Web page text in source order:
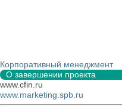
Корпоративный менеджмент
О завершении проекта
www.cfin.ru
www.marketing.spb.ru